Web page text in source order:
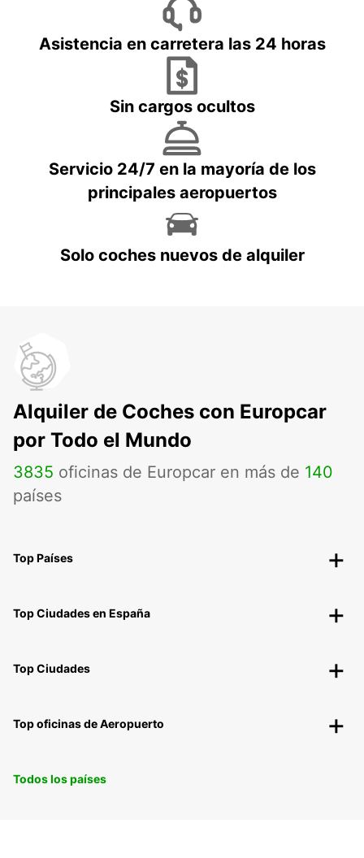
Asistencia en carretera las 24 horas
Sin cargos ocultos
Servicio 24/7 en la mayoría de los
principales aeropuertos
Solo coches nuevos de alquiler
Alquiler de Coches con Europcar
por Todo el Mundo
3835 oficinas de Europcar en más de 140
países
Top Países
Top Ciudades en España
Top Ciudades
Top oficinas de Aeropuerto
Todos los países